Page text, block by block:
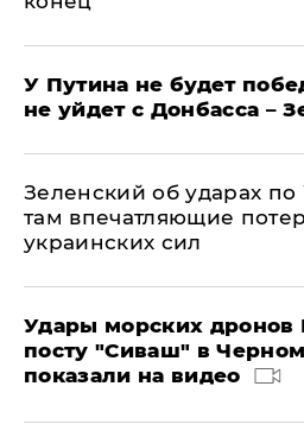
У Путина не будет
не уйдет с Донбасса –
Зеленский об ударах
там впечатляющие
украинских сил
Удары морских
посту "Сиваш" в
показали на видео